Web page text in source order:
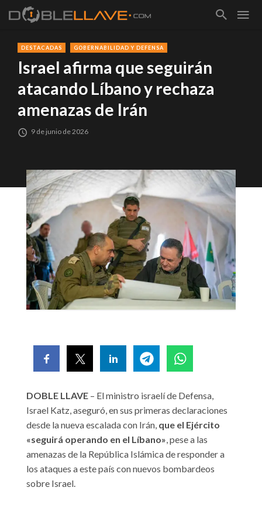
DESTACADAS GOBERNABILIDAD Y DEFENSA
Israel afirma que seguirán
atacando Líbano y rechaza
amenazas de Irán
9 de junio de 2026
DOBLE LLAVE – El ministro israelí de Defensa,
Israel Katz, aseguró, en sus primeras declaraciones
desde la nueva escalada con Irán, que el Ejército
«seguirá operando en el Líbano», pese a las
amenazas de la República Islámica de responder a
los ataques a este país con nuevos bombardeos
sobre Israel.